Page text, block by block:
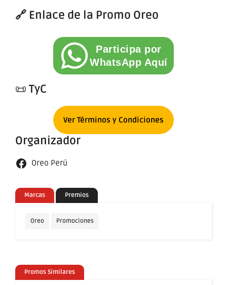
🔗 Enlace de la Promo Oreo
Participa por
WhatsApp Aquí
📜TyC
Ver Términos y Condiciones
Organizador
Oreo Perú
Marcas Premios
Oreo Promociones
Promos Similares